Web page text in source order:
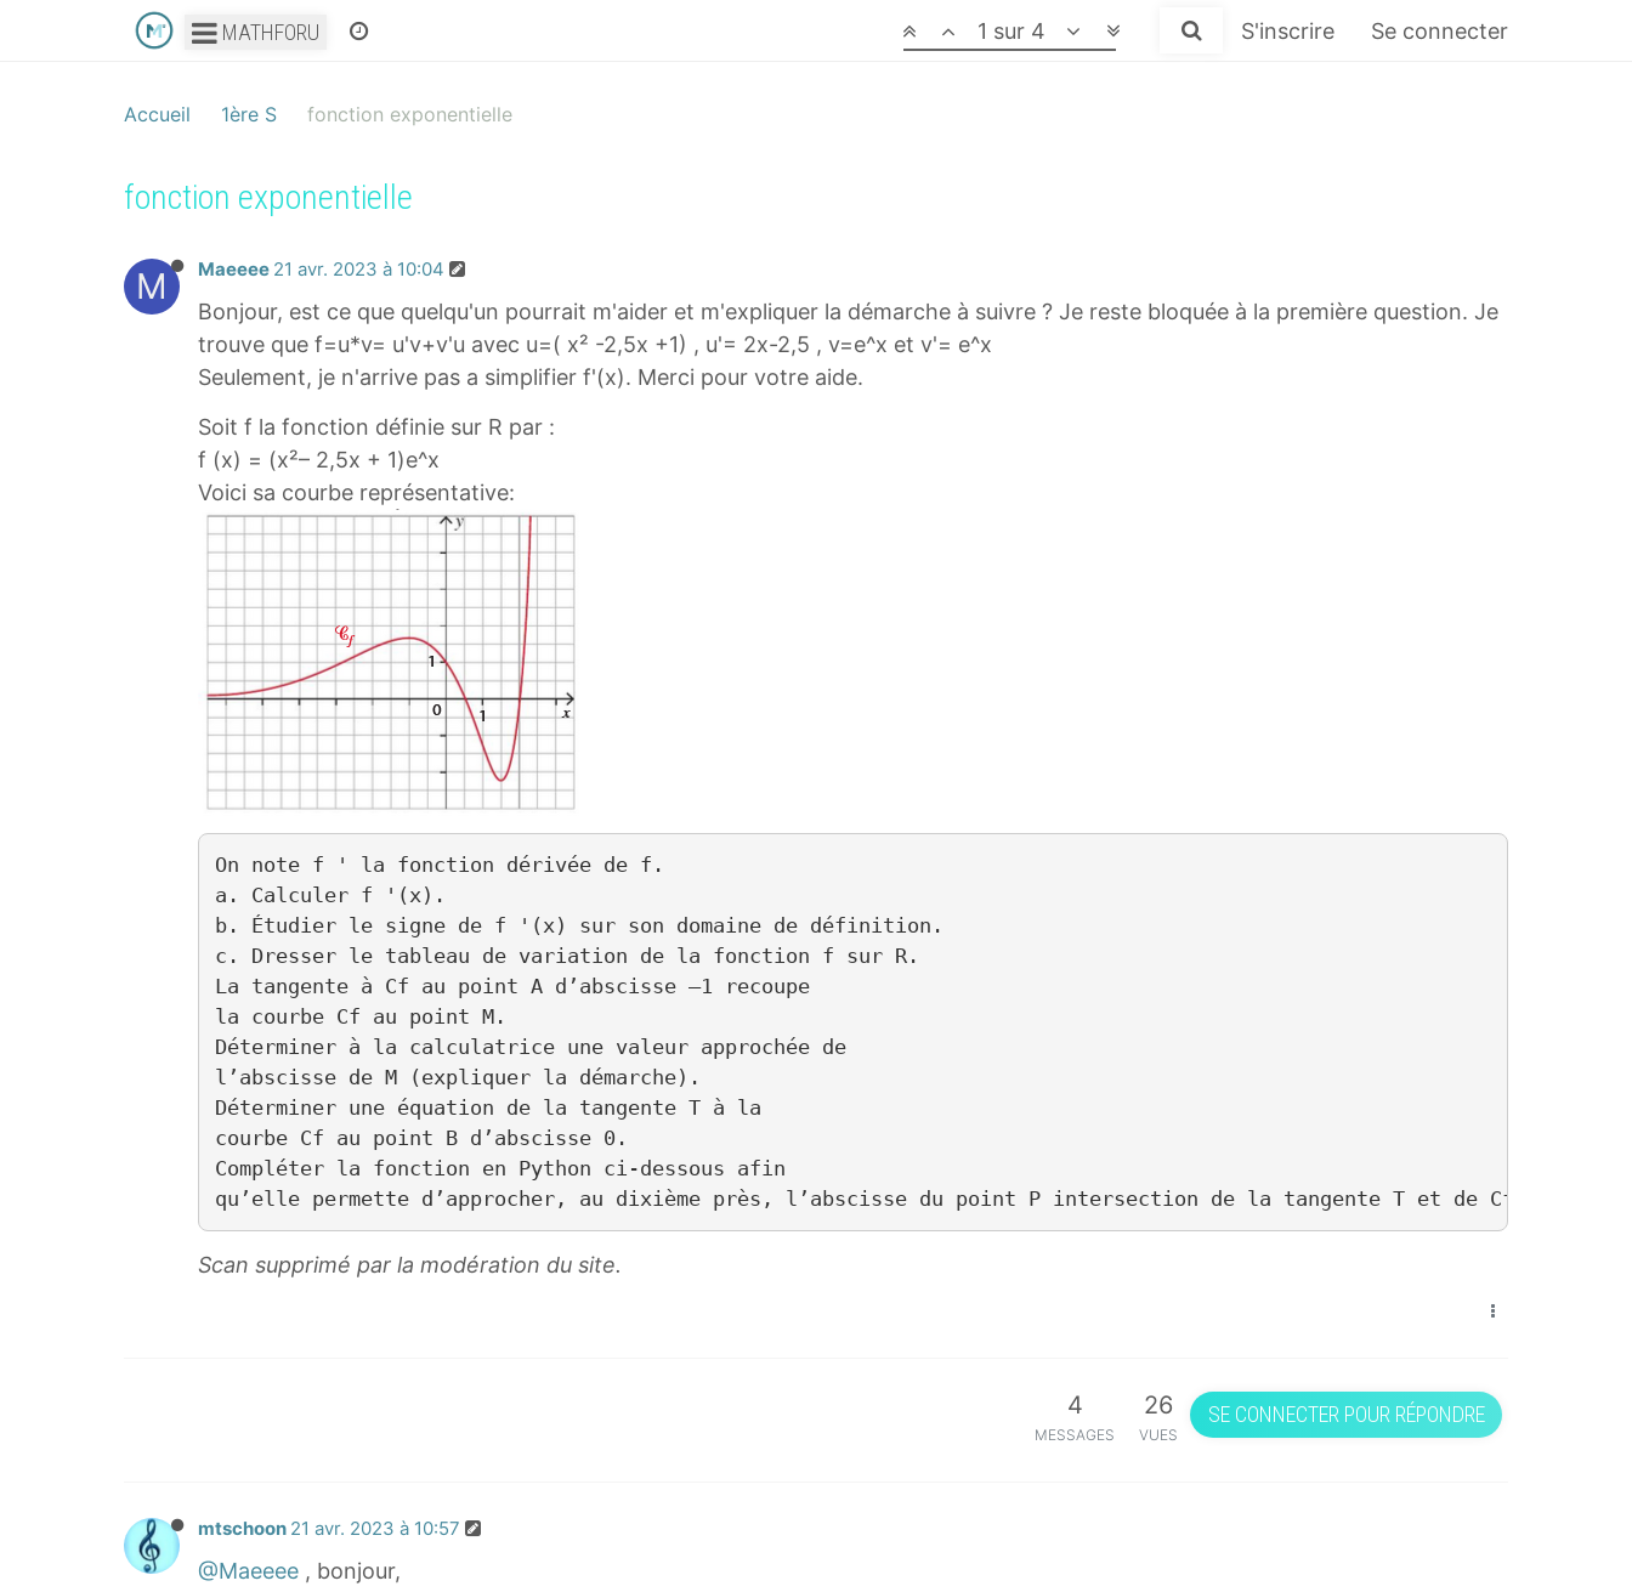
MATHFORU S'inscrire Se connecter
1 sur 4
Accueil 1ère S fonction exponentielle
fonction exponentielle
M Maeeee 21 avr. 2023 à 10:04
Bonjour, est ce que quelqu'un pourrait m'aider et m'expliquer la démarche à suivre ? Je reste bloquée à la première question. Je
trouve que f=u*v= u'v+v'u avec u=( x² -2,5x +1) , u'= 2x-2,5 , v=e^x et v'= e^x
Seulement, je n'arrive pas a simplifier f'(x). Merci pour votre aide.
Soit f la fonction définie sur R par :
f (x) = (x²– 2,5x + 1)e^x
Voici sa courbe représentative:
On note f ' la fonction dérivée de f.
a. Calculer f '(x).
b. Étudier le signe de f '(x) sur son domaine de définition.
c. Dresser le tableau de variation de la fonction f sur R.
La tangente à Cf au point A d’abscisse –1 recoupe
la courbe Cf au point M.
Déterminer à la calculatrice une valeur approchée de
l’abscisse de M (expliquer la démarche).
Déterminer une équation de la tangente T à la
courbe Cf au point B d’abscisse 0.
Compléter la fonction en Python ci-dessous afin
Scan supprimé par la modération du site.
4
MESSAGES
26
VUES
SE CONNECTER POUR RÉPONDRE
mtschoon 21 avr. 2023 à 10:57
@Maeeee , bonjour,